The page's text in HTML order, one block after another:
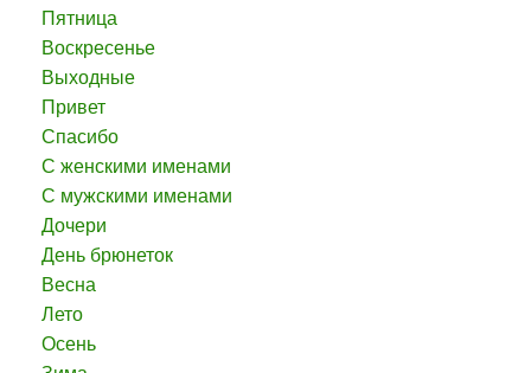
Пятница
Воскресенье
Выходные
Привет
Спасибо
С женскими именами
С мужскими именами
Дочери
День брюнеток
Весна
Лето
Осень